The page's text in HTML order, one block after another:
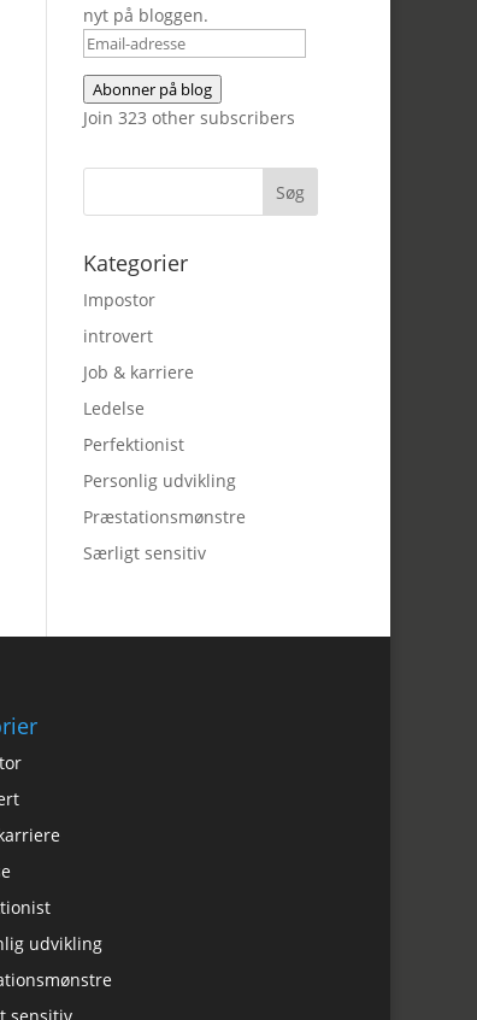
nyt på bloggen.
Email-
adresse
Abonner på blog
Join 323 other subscribers
Kategorier
Impostor
introvert
Job & karriere
Ledelse
Perfektionist
Personlig udvikling
Præstationsmønstre
Særligt sensitiv
udvikling